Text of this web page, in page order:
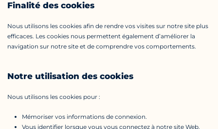
Finalité des cookies
Nous utilisons les cookies afin de rendre vos visites sur notre site plus
efficaces. Les cookies nous permettent également d’améliorer la
navigation sur notre site et de comprendre vos comportements.
Notre utilisation des cookies
Nous utilisons les cookies pour :
Mémoriser vos informations de connexion.
Vous identifier lorsque vous vous connectez à notre site Web.